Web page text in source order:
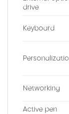
drive
Keyboard
Networking
Active pen